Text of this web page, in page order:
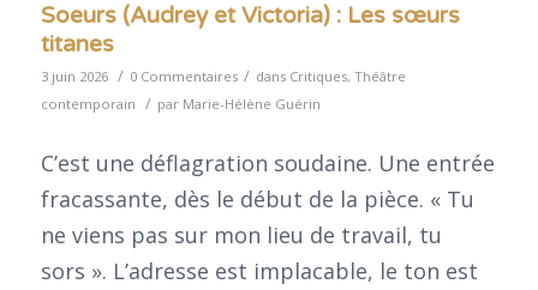
Soeurs (Audrey et Victoria) : Les sœurs
titanes
3 juin 2026 / 0 Commentaires / dans Critiques, Théâtre
contemporain / par Marie-Hélène Guérin
C’est une déflagration soudaine. Une entrée
fracassante, dès le début de la pièce. « Tu
ne viens pas sur mon lieu de travail, tu
sors ». L’adresse est implacable, le ton est